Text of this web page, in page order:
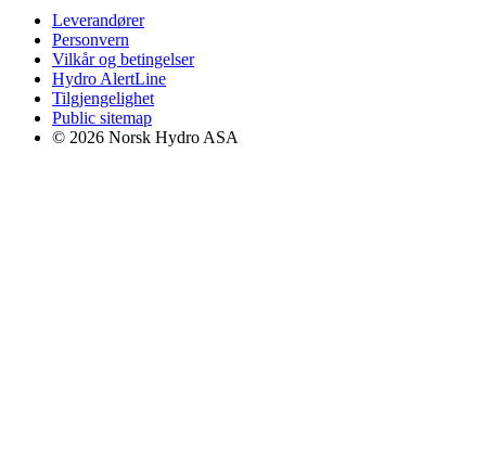
Leverandører
Personvern
Vilkår og betingelser
Hydro AlertLine
Tilgjengelighet
Public sitemap
© 2026 Norsk Hydro ASA